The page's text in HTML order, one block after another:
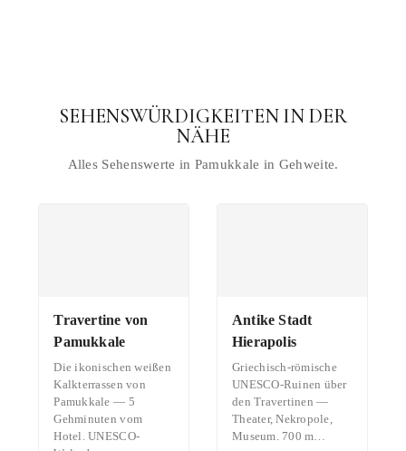
SEHENSWÜRDIGKEITEN IN DER
NÄHE
Alles Sehenswerte in Pamukkale in Gehweite.
Travertine von
Pamukkale
Die ikonischen weißen
Kalkterrassen von
Pamukkale — 5
Gehminuten vom
Hotel. UNESCO-
Antike Stadt
Hierapolis
Griechisch-römische
UNESCO-Ruinen über
den Travertinen —
Theater, Nekropole,
Museum. 700 m…